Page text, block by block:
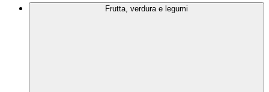
Frutta, verdura e legumi